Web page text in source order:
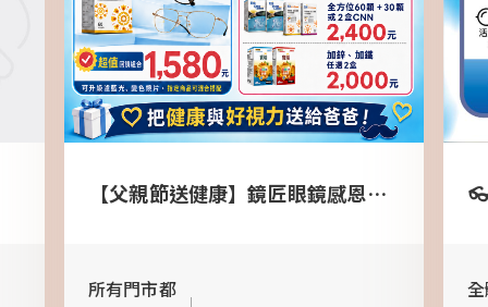
【父親節送健康】鏡匠眼鏡感恩優惠，守護爸爸的晶亮好視力！
所有門市都